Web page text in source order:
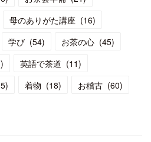
母のありがた講座 (16)
学び (54) お茶の心 (45)
) 英語で茶道 (11)
) 着物 (18) お稽古 (60)